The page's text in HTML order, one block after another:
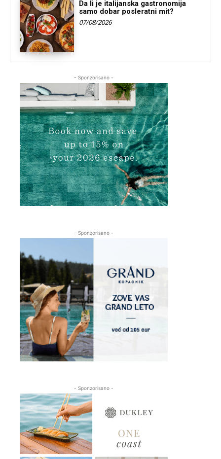
Da li je italijanska gastronomija
samo dobar posleratni mit?
07/08/2026
- Sponzorisano -
- Sponzorisano -
- Sponzorisano -